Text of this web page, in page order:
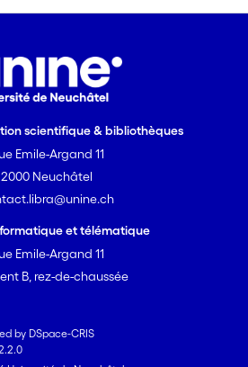
scientifique & bibliothèques
Emile-Argand 11
2000 Neuchâtel
et télématique
Emile-Argand 11
B, rez-de-chaussée
by DSpace-CRIS